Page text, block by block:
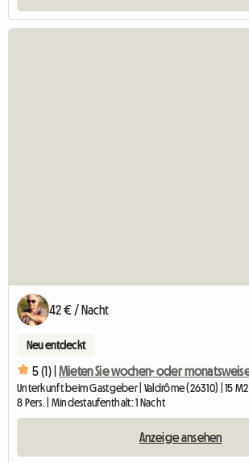
42 € / Nacht
Neu entdeckt
5 (1) |
Unterkunft beim Gastgeber | Valdrôme (26310) | 15 M2
8 Pers. | Mindestaufenthalt: 1 Nacht
Anzeige ansehen